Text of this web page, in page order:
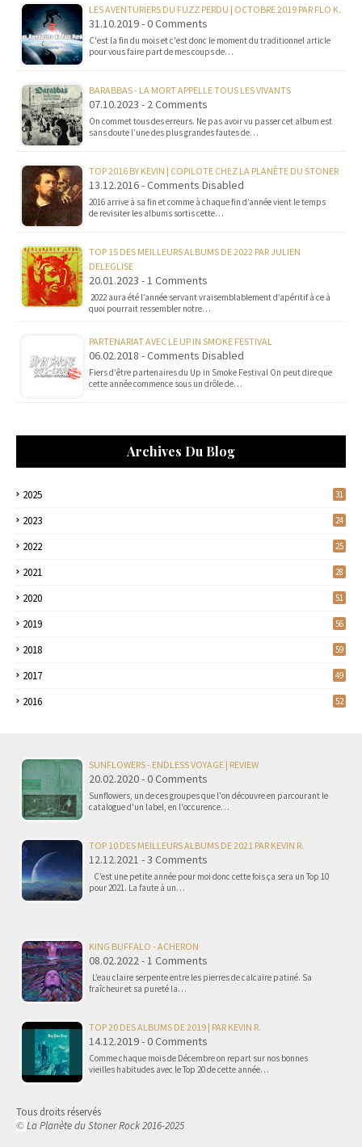
LES AVENTURIERS DU FUZZ PERDU | OCTOBRE 2019 PAR FLO K.
31.10.2019 - 0 Comments
C'est la fin du mois et c'est donc le moment du traditionnel article
pour vous faire part de mes coups de…
BARABBAS - LA MORT APPELLE TOUS LES VIVANTS
07.10.2023 - 2 Comments
On commet tous des erreurs. Ne pas avoir vu passer cet album est
sans doute l’une des plus grandes fautes de…
TOP 2016 BY KEVIN | COPILOTE CHEZ LA PLANÈTE DU STONER
13.12.2016 - Comments Disabled
2016 arrive à sa fin et comme à chaque fin d’année vient le temps
de revisiter les albums sortis cette…
TOP 15 DES MEILLEURS ALBUMS DE 2022 PAR JULIEN
DELEGLISE
20.01.2023 - 1 Comments
2022 aura été l’année servant vraisemblablement d’apéritif à ce à
quoi pourrait ressembler notre…
PARTENARIAT AVEC LE UP IN SMOKE FESTIVAL
06.02.2018 - Comments Disabled
Fiers d'être partenaires du Up in Smoke Festival On peut dire que
cette année commence sous un drôle de…
Archives Du Blog
2025 31
2023 24
2022 25
2021 28
2020 51
2019 56
2018 59
2017 49
2016 52
SUNFLOWERS - ENDLESS VOYAGE | REVIEW
20.02.2020 - 0 Comments
Sunflowers, un de ces groupes que l'on découvre en parcourant le
catalogue d'un label, en l'occurence…
TOP 10 DES MEILLEURS ALBUMS DE 2021 PAR KEVIN R.
12.12.2021 - 3 Comments
C’est une petite année pour moi donc cette fois ça sera un Top 10
pour 2021. La faute à un…
KING BUFFALO - ACHERON
08.02.2022 - 1 Comments
L’eau claire serpente entre les pierres de calcaire patiné. Sa
fraîcheur et sa pureté la…
TOP 20 DES ALBUMS DE 2019 | PAR KEVIN R.
14.12.2019 - 0 Comments
Comme chaque mois de Décembre on repart sur nos bonnes
vieilles habitudes avec le Top 20 de cette année…
Tous droits réservés
© La Planète du Stoner Rock 2016-2025